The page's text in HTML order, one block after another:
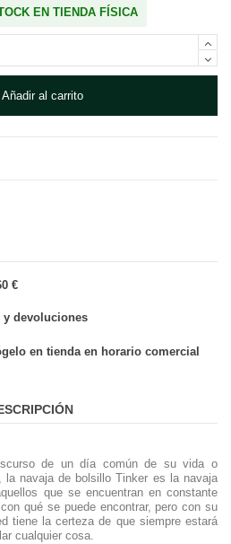
EN TIENDA FÍSICA
Añadir al carrito
€
y devoluciones
en tienda en horario comercial
de un día común de su vida o
la navaja de bolsillo Tinker es la navaja
que se encuentran en constante
qué se puede encontrar, pero con su
tiene la certeza de que siempre estará
cualquier cosa.